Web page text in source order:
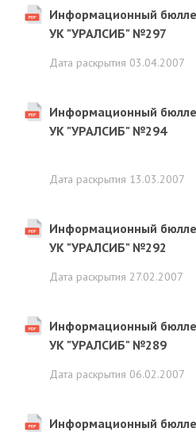
Информационный
УК "УРАЛСИБ" №297
Дата раскрытия 03.04.2007
Информационный
УК "УРАЛСИБ" №294
Дата раскрытия 13.03.2007
Информационный
УК "УРАЛСИБ" №292
Дата раскрытия 27.02.2007
Информационный
УК "УРАЛСИБ" №289
Дата раскрытия 06.02.2007
Информационный